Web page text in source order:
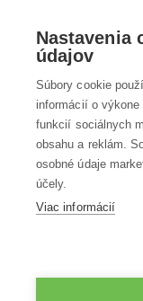
Predajne
Kontakt
Kontaktujte nás
02 / 205 103
OBCHODNÉ
Nastavenia
údajov
Súbory cookie
informácií o
funkcií sociálnych
obsahu a reklám.
osobné údaje
účely.
Viac informácií